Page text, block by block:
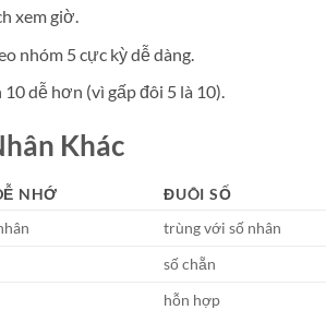
xem giờ.
nhóm 5 cực kỳ dễ dàng.
dễ hơn (vì gấp đôi 5 là 10).
Khác
NHỚ
ĐUÔI SỐ
trùng với số nhân
số chẵn
hỗn hợp